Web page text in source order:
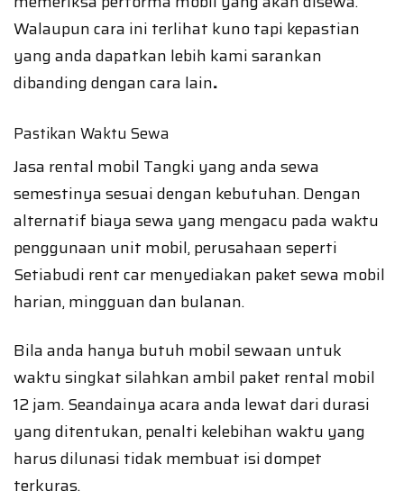
Walaupun cara ini terlihat kuno tapi kepastian
yang anda dapatkan lebih kami sarankan
dibanding dengan cara lain.
Pastikan Waktu Sewa
Jasa rental mobil Tangki yang anda sewa
semestinya sesuai dengan kebutuhan. Dengan
alternatif biaya sewa yang mengacu pada waktu
penggunaan unit mobil, perusahaan seperti
Setiabudi rent car menyediakan paket sewa mobil
harian, mingguan dan bulanan.
Bila anda hanya butuh mobil sewaan untuk
waktu singkat silahkan ambil paket rental mobil
12 jam. Seandainya acara anda lewat dari durasi
yang ditentukan, penalti kelebihan waktu yang
harus dilunasi tidak membuat isi dompet
terkuras.